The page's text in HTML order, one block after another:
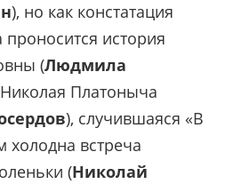
), но как констатация
история
(Людмила
Платоныча
), случившаяся «В
холодна встреча
(Николай